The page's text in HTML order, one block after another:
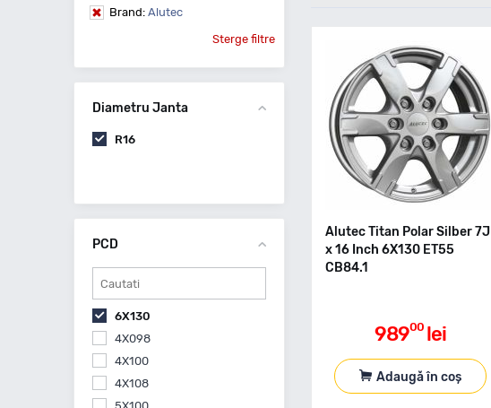
Alutec Titan Polar Silber 7J
x 16 Inch 6X130 ET55
CB84.1
98900 lei
Adaugă în coș
Brand: Alutec
Sterge filtre
Diametru Janta
R16
PCD
6X130
4X098
4X100
4X108